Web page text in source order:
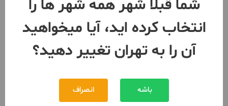
شما قبلا شهر همه شهر ها را
انتخاب کرده اید، آیا میخواهید
آن را به تهران تغییر دهید؟
باشه انصراف